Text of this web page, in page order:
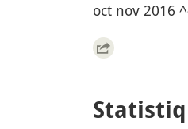
oct nov 2016